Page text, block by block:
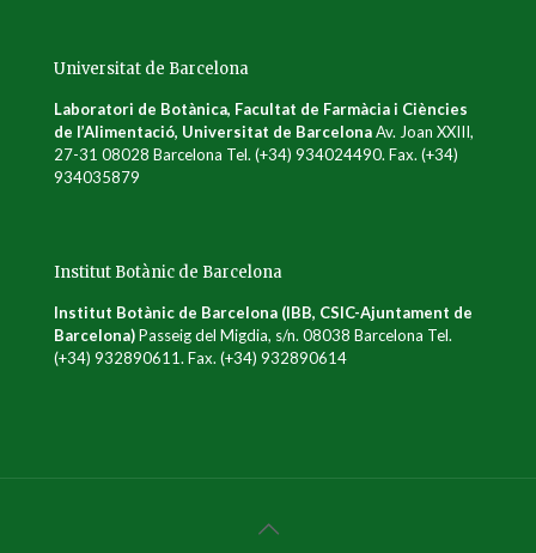
Universitat de Barcelona
Laboratori de Botànica, Facultat de Farmàcia i Ciències
de l’Alimentació, Universitat de BarcelonaAv. Joan XXIII,
27-31 08028 Barcelona Tel. (+34) 934024490. Fax. (+34)
934035879
Institut Botànic de Barcelona
Institut Botànic de Barcelona (IBB, CSIC-Ajuntament de
Barcelona)Passeig del Migdia, s/n. 08038 Barcelona Tel.
(+34) 932890611. Fax. (+34) 932890614